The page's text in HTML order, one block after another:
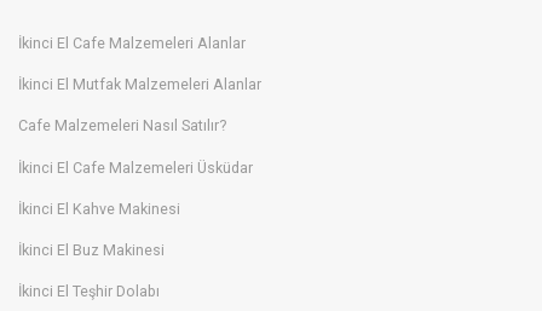
İkinci El Cafe Malzemeleri Alanlar
İkinci El Mutfak Malzemeleri Alanlar
Cafe Malzemeleri Nasıl Satılır?
İkinci El Cafe Malzemeleri Üsküdar
İkinci El Kahve Makinesi
İkinci El Buz Makinesi
İkinci El Teşhir Dolabı